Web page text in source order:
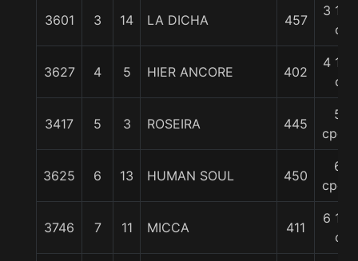
3601 3 14 LA DICHA 457
3 1/2
c
3627 4 5 HIER ANCORE 402
4 1/2
c
3417 5 3 ROSEIRA 445
5
cpos.
3625 6 13 HUMAN SOUL 450
6
cpos.
3746 7 11 MICCA 411
6 1/4
c